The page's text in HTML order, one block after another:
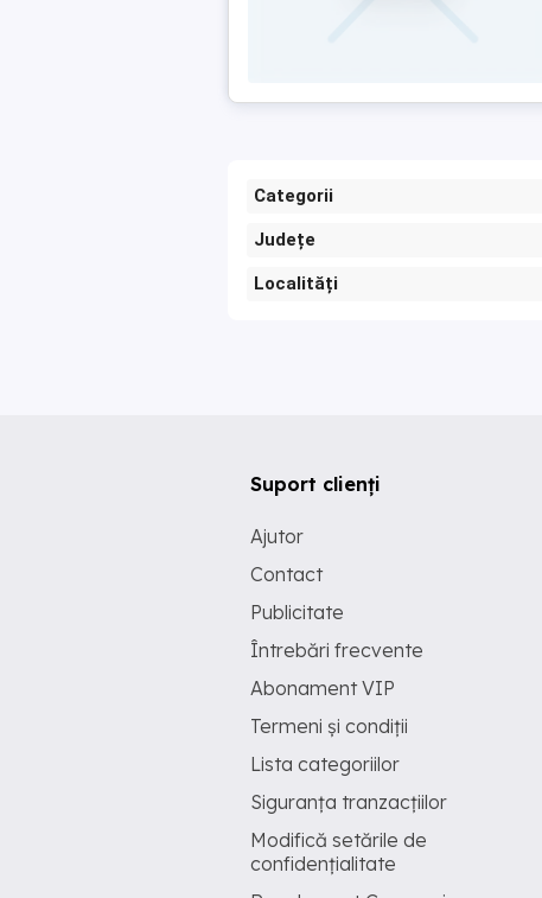
Categorii
Județe
Localități
Suport clienți
Ajutor
Contact
Publicitate
Întrebări frecvente
Abonament VIP
Termeni și condiții
Lista categoriilor
Siguranța tranzacțiilor
Modifică setările de
confidențialitate